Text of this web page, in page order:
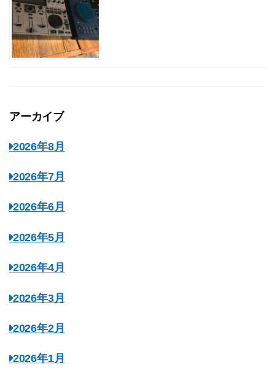
アーカイブ
2026年8月
2026年7月
2026年6月
2026年5月
2026年4月
2026年3月
2026年2月
2026年1月